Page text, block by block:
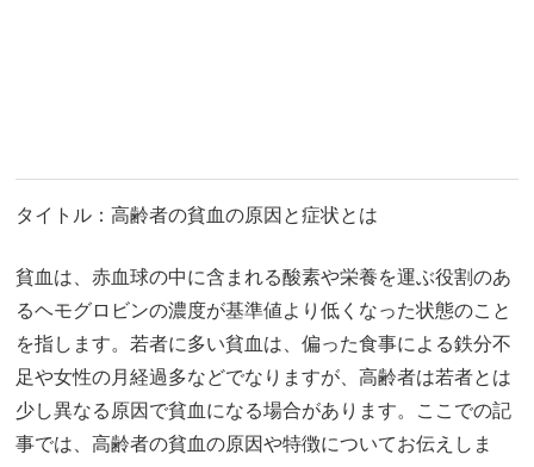
タイトル：高齢者の貧血の原因と症状とは
貧血は、赤血球の中に含まれる酸素や栄養を運ぶ役割のあ
るヘモグロビンの濃度が基準値より低くなった状態のこと
を指します。若者に多い貧血は、偏った食事による鉄分不
足や女性の月経過多などでなりますが、高齢者は若者とは
少し異なる原因で貧血になる場合があります。ここでの記
事では、高齢者の貧血の原因や特徴についてお伝えしま